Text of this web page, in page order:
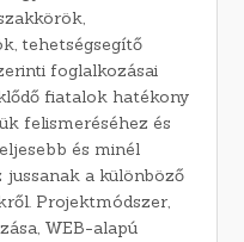
tehetségsegítő
foglalkozásai
fiatalok hatékony
felismeréséhez és
és minél
a különböző
Projektmódszer,
WEB-alapú